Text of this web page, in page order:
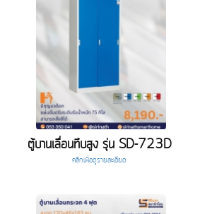
ตู้บานเลื่อนทึบสูง รุ่น SD-723D
คลิกเพื่อดูรายละเอียด